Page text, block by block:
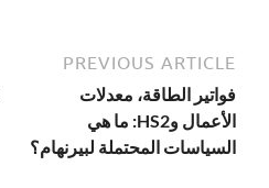
PREVIOUS ARTICLE
فواتير الطاقة، معدلات
الأعمال وHS2: ما هي
السياسات المحتملة لبيرنهام؟